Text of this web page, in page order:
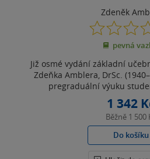
Zdeněk
0.0
z
5
pevná
Již osmé vydání základní
Zdeňka Amblera, DrSc.
pregraduální výuku
1 342
Běžně 1 500
Do košíku